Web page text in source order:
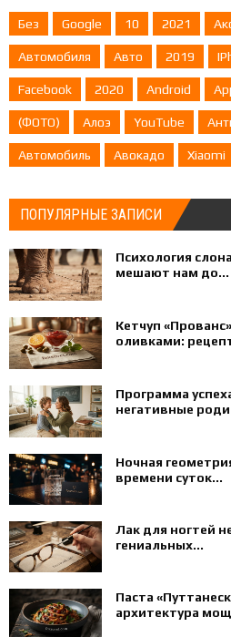
Без Google 10 2021
Автомобиля Авто 2019
Facebook 2020 Android
(ФОТО) Алоэ YouTube
Автомобиль Авокадо Xiaomi
ПОПУЛЯРНЫЕ ЗАПИСИ
Психология
мешают нам до...
Кетчуп
оливками:
Программа
негативные
Ночная
времени суток...
Лак для ногтей
гениальных...
Паста
архитектура